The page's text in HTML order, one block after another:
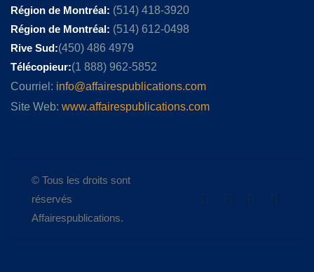
Région de Montréal: (514) 418-3920
Région de Montréal: (514) 612-0498
Rive Sud:(450) 486 4979
Télécopieur:(1 888) 962-5852
Courriel: info@affairespublications.com
Site Web: www.affairespublications.com
© Tous les droits sont
réservés
Affairespublications.